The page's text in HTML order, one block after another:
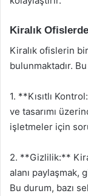
Kiralık
Kiralık ofislerin
bulunmaktadır.
1. **Kısıtlı
ve tasarımı
işletmeler için
2. **Gizlilik:**
alanı paylaşmak,
Bu durum, bazı